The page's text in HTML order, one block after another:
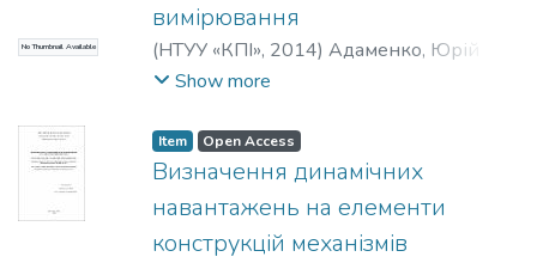
No Thumbnail Available
вимірювання
(НТУУ «КПІ», 2014) Адаменко, Юрій
Іванович;Герасимчук, Олена
Володимирович
Анатолійович
Show more
Item Open Access
Визначення динамічних
навантажень на елементи
конструкцій механізмів